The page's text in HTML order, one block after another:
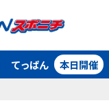
てっぱん 本日開催